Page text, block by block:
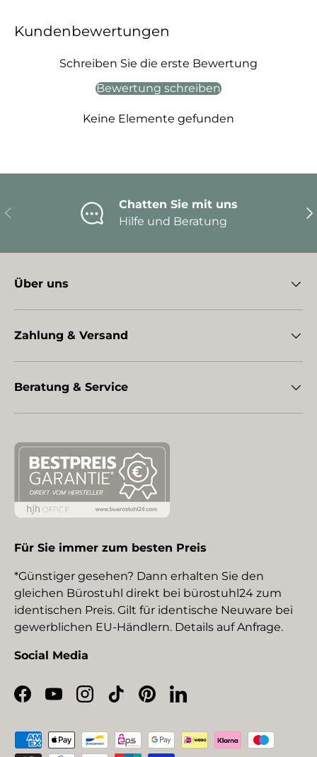
Kundenbewertungen
Schreiben Sie die erste Bewertung
Bewertung schreiben
Keine Elemente gefunden
Vorherige
Chatten Sie mit uns
Hilfe und Beratung
Über uns
Zahlung & Versand
Beratung & Service
Für Sie immer zum besten Preis
*Günstiger gesehen? Dann erhalten Sie den
gleichen Bürostuhl direkt bei bürostuhl24 zum
identischen Preis. Gilt für identische Neuware bei
gewerblichen EU-Händlern. Details auf Anfrage.
Social Media
Facebook
YouTubeInstagram
TikTokPinterestLinkedIn
Zahlungsmethoden